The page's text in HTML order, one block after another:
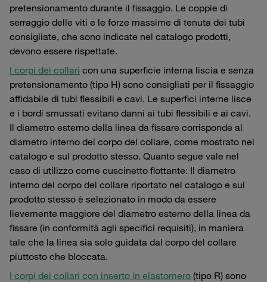
pretensionamento durante il fissaggio. Le coppie di
serraggio delle viti e le forze massime di tenuta dei tubi
consigliate, che sono indicate nel catalogo prodotti,
devono essere rispettate.
I corpi dei collari con una superficie interna liscia e senza
pretensionamento (tipo H) sono consigliati per il fissaggio
affidabile di tubi flessibili e cavi. Le superfici interne lisce
e i bordi smussati evitano danni ai tubi flessibili e ai cavi.
Il diametro esterno della linea da fissare corrisponde al
diametro interno del corpo del collare, come mostrato nel
catalogo e sul prodotto stesso. Quanto segue vale nel
caso di utilizzo come cuscinetto flottante: Il diametro
interno del corpo del collare riportato nel catalogo e sul
prodotto stesso è selezionato in modo da essere
lievemente maggiore del diametro esterno della linea da
fissare (in conformità agli specifici requisiti), in maniera
tale che la linea sia solo guidata dal corpo del collare
piuttosto che bloccata.
I corpi dei collari con inserto in elastomero (tipo R) sono